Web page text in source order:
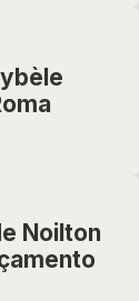
Noilton